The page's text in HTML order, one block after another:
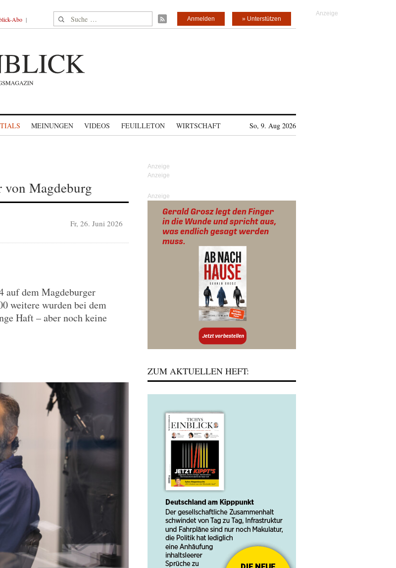
Abo Suche nach: » Unterstützen
Anmelden
MEINUNGEN VIDEOS FEUILLETON WIRTSCHAFT So, 9. Aug 2026
von Magdeburg
Fr, 26. Juni 2026
auf dem Magdeburger
weitere wurden bei dem
Haft – aber noch keine
Anzeige
ZUM AKTUELLEN HEFT: